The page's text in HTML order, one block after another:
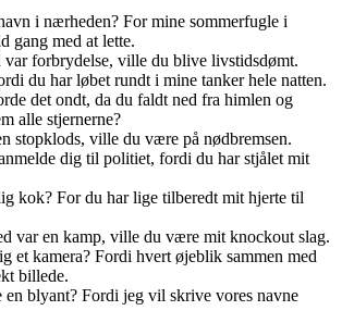
i nærheden? For mine sommerfugle i
gang med at lette.
var forbrydelse, ville du blive livstidsdømt.
du har løbet rundt i mine tanker hele natten.
det ondt, da du faldt ned fra himlen og
alle stjernerne?
stopklods, ville du være på nødbremsen.
dig til politiet, fordi du har stjålet mit
kok? For du har lige tilberedt mit hjerte til
var en kamp, ville du være mit knockout slag.
et kamera? Fordi hvert øjeblik sammen med
billede.
en blyant? Fordi jeg vil skrive vores navne